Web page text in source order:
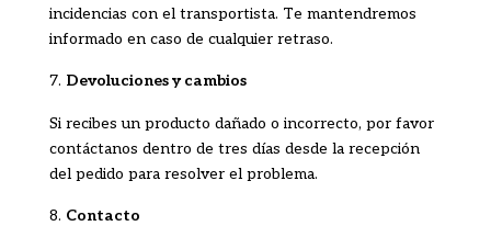
incidencias con el transportista. Te mantendremos
informado en caso de cualquier retraso.
Devoluciones y cambios
Si recibes un producto dañado o incorrecto, por favor
contáctanos dentro de tres días desde la recepción
del pedido para resolver el problema.
Contacto